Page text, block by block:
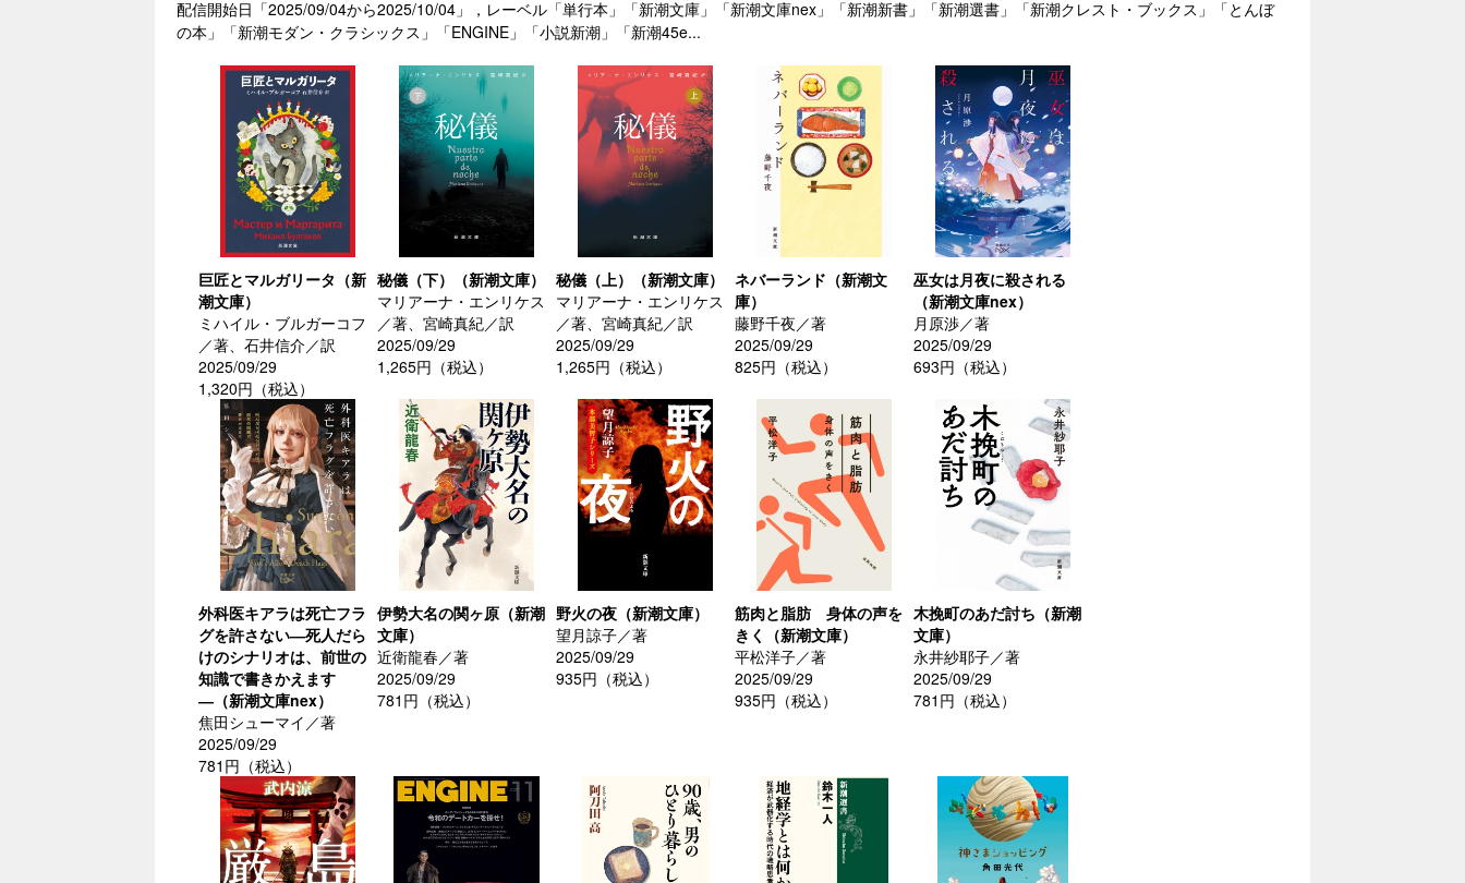
配信開始日「2025/09/04から2025/10/04」，レーベル「単行本」「新潮文庫」「新潮文庫nex」「新潮新書」「新潮選書」「新潮クレスト・ブックス」「とんぼ
の本」「新潮モダン・クラシックス」「ENGINE」「小説新潮」「新潮45e...
巨匠とマルガリータ（新
潮文庫）
ミハイル・ブルガーコフ
／著、石井信介／訳
2025/09/29
1,320円（税込）
秘儀（下）（新潮文庫）
マリアーナ・エンリケス
／著、宮崎真紀／訳
2025/09/29
1,265円（税込）
秘儀（上）（新潮文庫）
マリアーナ・エンリケス
／著、宮崎真紀／訳
2025/09/29
1,265円（税込）
ネバーランド（新潮文
庫）
藤野千夜／著
2025/09/29
825円（税込）
巫女は月夜に殺される
（新潮文庫nex）
月原渉／著
2025/09/29
693円（税込）
外科医キアラは死亡フラ
グを許さない―死人だら
けのシナリオは、前世の
知識で書きかえます
―（新潮文庫nex）
焦田シューマイ／著
2025/09/29
781円（税込）
伊勢大名の関ヶ原（新潮
文庫）
近衛龍春／著
2025/09/29
781円（税込）
野火の夜（新潮文庫）
望月諒子／著
2025/09/29
935円（税込）
筋肉と脂肪 身体の声を
きく（新潮文庫）
平松洋子／著
2025/09/29
935円（税込）
木挽町のあだ討ち（新潮
文庫）
永井紗耶子／著
2025/09/29
781円（税込）